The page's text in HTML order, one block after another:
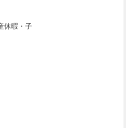
休暇・子